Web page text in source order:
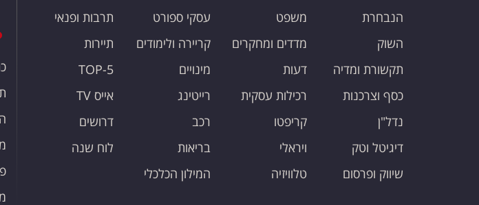
הנבחרת
השוק
תקשורת ומדיה
כסף וצרכנות
נדל"ן
דיגיטל וטק
שיווק ופרסום
משפט
מדדים ומחקרים
דעות
רכילות עסקית
קריפטו
ויראלי
טלוויזיה
עסקי ספורט
קריירה ולימודים
מינויים
רייטינג
רכב
בריאות
המילון הכלכלי
תרבות ופנאי
תיירות
TOP-5
אייס TV
דרושים
לוח שנה